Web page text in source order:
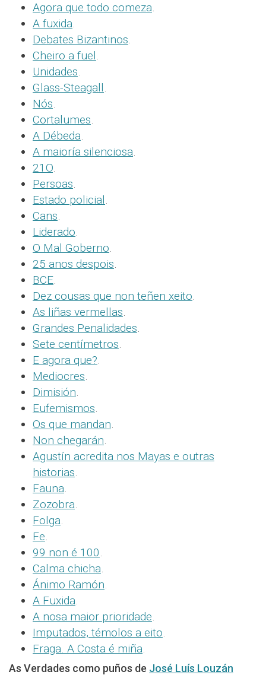
Agora que todo comeza.
A fuxida.
Debates Bizantinos.
Cheiro a fuel.
Unidades.
Glass-Steagall.
Nós.
Cortalumes.
A Débeda.
A maioría silenciosa.
21O.
Persoas.
Estado policial.
Cans.
Liderado.
O Mal Goberno.
25 anos despois.
BCE.
Dez cousas que non teñen xeito.
As liñas vermellas.
Grandes Penalidades.
Sete centímetros.
E agora que?.
Mediocres.
Dimisión.
Eufemismos.
Os que mandan.
Non chegarán.
Agustín acredita nos Mayas e outras
historias.
Fauna.
Zozobra.
Folga.
Fe.
99 non é 100.
Calma chicha.
Ánimo Ramón.
A Fuxida.
A nosa maior prioridade.
Imputados, témolos a eito.
Fraga. A Costa é miña.
As Verdades como puños de José Luís Louzán